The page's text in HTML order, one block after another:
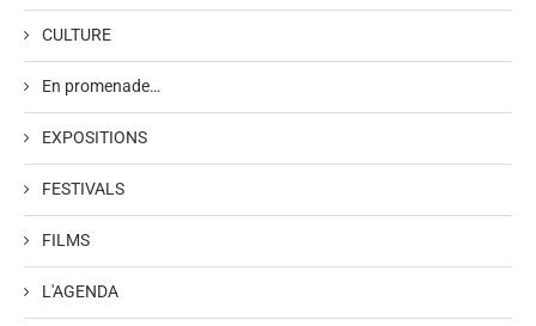
CULTURE
En promenade…
EXPOSITIONS
FESTIVALS
FILMS
L'AGENDA